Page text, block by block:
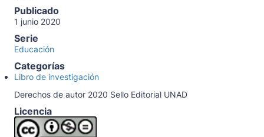
Publicado
1 junio 2020
Serie
Educación
Categorías
Libro de investigación
Derechos de autor 2020 Sello Editorial UNAD
Licencia